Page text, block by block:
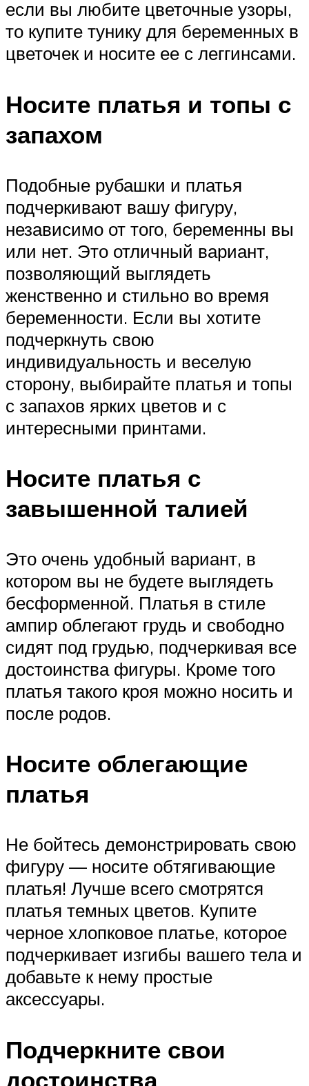
если вы любите цветочные узоры,
то купите тунику для беременных в
цветочек и носите ее с леггинсами.
Носите платья и топы с
запахом
Подобные рубашки и платья
подчеркивают вашу фигуру,
независимо от того, беременны вы
или нет. Это отличный вариант,
позволяющий выглядеть
женственно и стильно во время
беременности. Если вы хотите
подчеркнуть свою
индивидуальность и веселую
сторону, выбирайте платья и топы
с запахов ярких цветов и с
интересными принтами.
Носите платья с
завышенной талией
Это очень удобный вариант, в
котором вы не будете выглядеть
бесформенной. Платья в стиле
ампир облегают грудь и свободно
сидят под грудью, подчеркивая все
достоинства фигуры. Кроме того
платья такого кроя можно носить и
после родов.
Носите облегающие
платья
Не бойтесь демонстрировать свою
фигуру — носите обтягивающие
платья! Лучше всего смотрятся
платья темных цветов. Купите
черное хлопковое платье, которое
подчеркивает изгибы вашего тела и
добавьте к нему простые
аксессуары.
Подчеркните свои
достоинства